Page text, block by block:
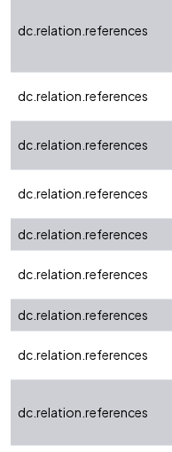
dc.relation.references
dc.relation.references
dc.relation.references
dc.relation.references
dc.relation.references
dc.relation.references
dc.relation.references
dc.relation.references
dc.relation.references